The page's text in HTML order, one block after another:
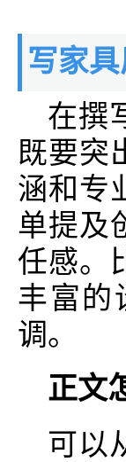
写家
在撰
既要突
涵和专
单提及
任感。
丰富的
调。
正文
可以